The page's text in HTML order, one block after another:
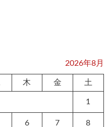
2026年8月
木 金 土
1
6 7 8